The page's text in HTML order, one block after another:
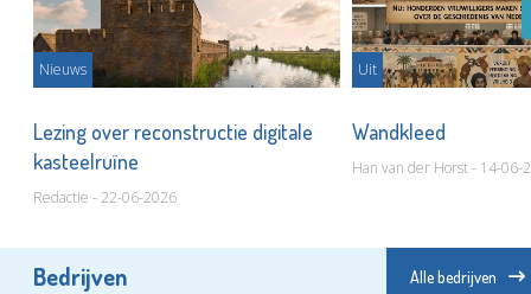
Nieuws
Lezing over reconstructie digitale
kasteelruïne
Redactie - 22-06-2026
Uit
Wandkleed
Han van der Horst - 14-06-
Bedrijven Alle bedrijven